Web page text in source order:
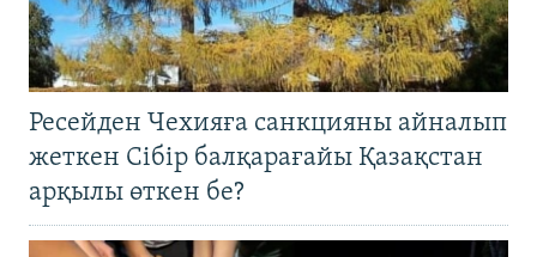
Ресейден Чехияға санкцияны айналып
жеткен Сібір балқарағайы Қазақстан
арқылы өткен бе?